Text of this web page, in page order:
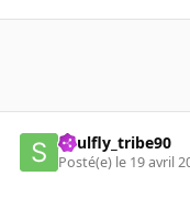
Soulfly_tribe90
Posté(e) le 19 avril